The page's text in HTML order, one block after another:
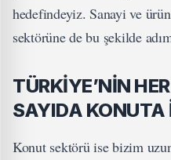
hedefindeyiz. Sanayi ve
sektörüne de bu şekilde
TÜRKİYE’NİN
SAYIDA
Konut sektörü ise bizim